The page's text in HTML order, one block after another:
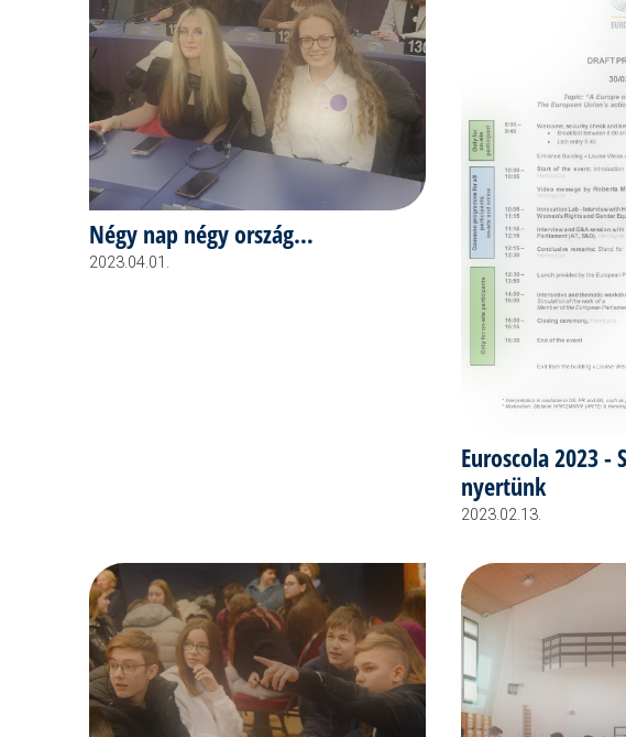
Négy nap négy ország…
2023.04.01.
Euroscola 2023 -
nyertünk
2023.02.13.